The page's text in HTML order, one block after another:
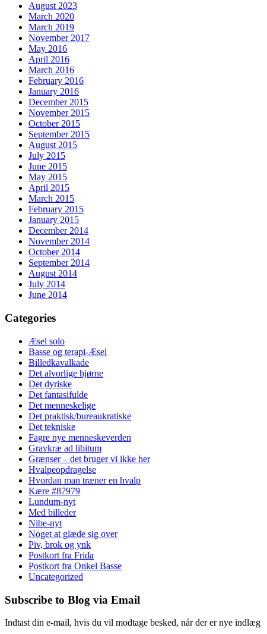
August 2023
March 2020
March 2019
November 2017
May 2016
April 2016
March 2016
February 2016
January 2016
December 2015
November 2015
October 2015
September 2015
August 2015
July 2015
June 2015
May 2015
April 2015
March 2015
February 2015
January 2015
December 2014
November 2014
October 2014
September 2014
August 2014
July 2014
June 2014
Categories
Æsel solo
Basse og terapi-Æsel
Billedkavalkade
Det alvorlige hjørne
Det dyriske
Det fantasifulde
Det menneskelige
Det praktisk/bureaukratiske
Det tekniske
Fagre nye menneskeverden
Gravkræ ad libitum
Grænser – det bruger vi ikke her
Hvalpeopdragelse
Hvordan man træner en hvalp
Kære #87979
Lundum-nyt
Med billeder
Nibe-nyt
Noget at glæde sig over
Piv, brok og ynk
Postkort fra Frida
Postkort fra Onkel Basse
Uncategorized
Subscribe to Blog via Email
Indtast din e-mail, hvis du vil modtage besked, når der er nye indlæg